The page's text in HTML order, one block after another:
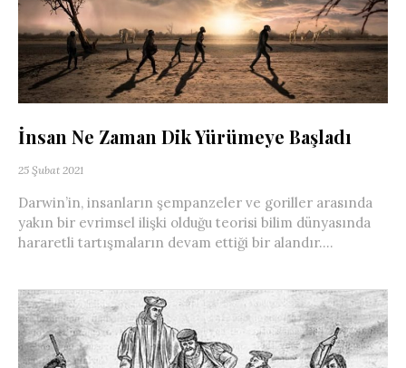
İnsan Ne Zaman Dik Yürümeye Başladı
25 Şubat 2021
Darwin’in, insanların şempanzeler ve goriller arasında
yakın bir evrimsel ilişki olduğu teorisi bilim dünyasında
hararetli tartışmaların devam ettiği bir alandır....